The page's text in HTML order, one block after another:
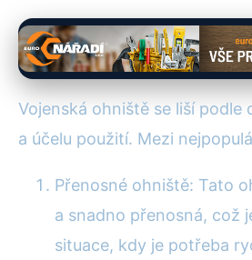
Vojenská ohniště se liší podle
a účelu použití. Mezi
Přenosné ohniště: Tato
a snadno přenosná, což
situace, kdy je potřeba